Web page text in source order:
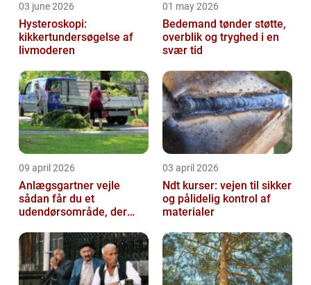
03 june 2026
Hysteroskopi:
kikkertundersøgelse af
livmoderen
01 may 2026
Bedemand tønder støtte,
overblik og tryghed i en
svær tid
09 april 2026
Anlægsgartner vejle
sådan får du et
udendørsområde, der
03 april 2026
Ndt kurser: vejen til sikker
og pålidelig kontrol af
materialer